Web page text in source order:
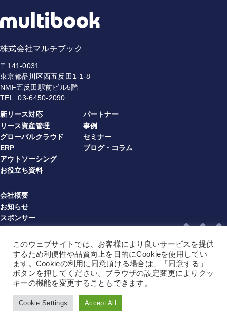
株式会社マルチブック
〒141-0031
東京都品川区西五反田1-1-8
NMF五反田駅前ビル5階
TEL.03-6450-2090
新リース対応
リース資産管理
グローバルクラウド
ERP
アウトソーシング
お役立ち資料
パートナー
事例
セミナー
ブログ・コラム
会社概要
お知らせ
スポンサー
情報セキュリティ方針
利用規約（multibook）（JA）
利用規約（multibook）（EN）
利用規約（BPO）（JA）
利用規約（BPO）（EN）
サイトマップ
Copyright © 2025 Multibook Limited All Rights Reserved
このウェブサイトでは、お客様により良いサービスを提供
するため利便性や品質向上を目的にCookieを使用してい
ます。Cookieの利用に同意頂ける場合は、「同意する」
ボタンを押してください。ブラウザの設定変更によりクッ
キーの機能を変更することもできます。
Cookie Settings Accept All